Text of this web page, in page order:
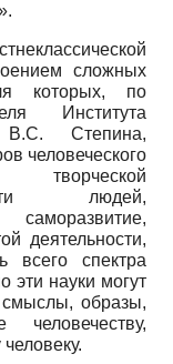
сложных
которых, по
Института
Степина,
человеческого
творческой
людей,
деятельности,
всего спектра
эти науки могут
смыслы, образы,